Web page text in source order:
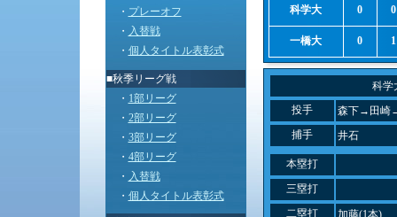
・ プレーオフ
・ 入替戦
・ 個人タイトル表彰式
■秋季リーグ戦
・ 1部リーグ
・ 2部リーグ
・ 3部リーグ
・ 4部リーグ
・ 入替戦
・ 個人タイトル表彰式
科学大 0 0
一橋大 0 1
科学
投手
森下→田崎
捕手
井石
本塁打
三塁打
二塁打
加藤(1本)